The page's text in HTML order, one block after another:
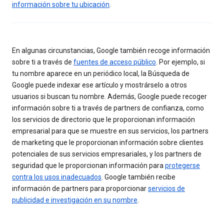
información sobre tu ubicación
En algunas circunstancias, Google también recoge información
sobre ti a través de fuentes de acceso público . Por ejemplo, si
tu nombre aparece en un periódico local, la Búsqueda de
Google puede indexar ese artículo y mostrárselo a otros
usuarios si buscan tu nombre. Además, Google puede recoger
información sobre ti a través de partners de confianza, como
los servicios de directorio que le proporcionan información
empresarial para que se muestre en sus servicios, los partners
de marketing que le proporcionan información sobre clientes
potenciales de sus servicios empresariales, y los partners de
seguridad que le proporcionan información para protegerse
contra los usos inadecuados . Google también recibe
información de partners para proporcionarservicios de
publicidad e investigación en su nombre